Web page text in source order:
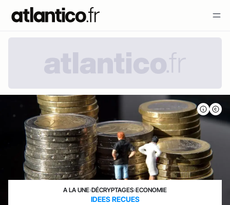
A LA UNE›DÉCRYPTAGES›ECONOMIE
IDEES RECUES